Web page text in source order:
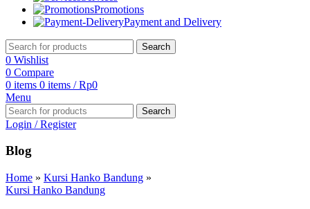
Promotions
Payment and Delivery
Search
0 Wishlist
0 Compare
0 items 0 items / Rp0
Menu
Search
Login / Register
Blog
Home » Kursi Hanko Bandung »
Kursi Hanko Bandung